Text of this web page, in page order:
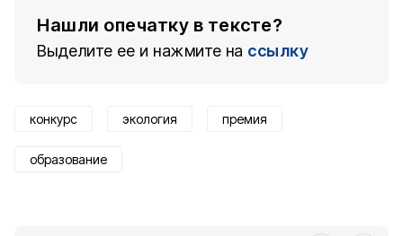
Нашли опечатку в тексте?
Выделите ее и нажмите на ссылку
конкурс экология премия
образование